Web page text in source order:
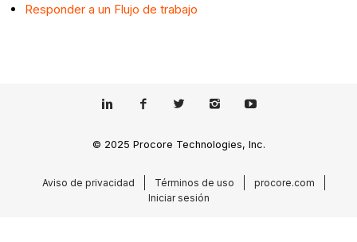
Responder a un Flujo de trabajo
© 2025 Procore Technologies, Inc.
Aviso de privacidad Términos de uso
procore.com
Iniciar sesión